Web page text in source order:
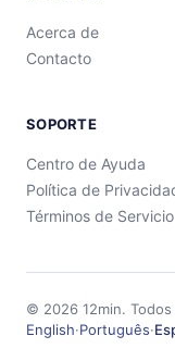
Acerca de
Contacto
SOPORTE
Centro de Ayuda
Política de
Términos de Servicio
© 2026 12min.
English·Português·